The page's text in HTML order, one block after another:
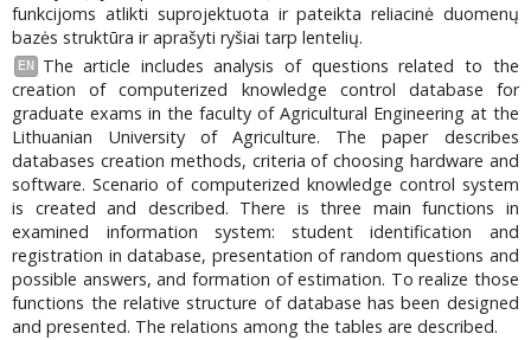
funkcijoms atlikti suprojektuota ir pateikta reliacinė duomenų
bazės struktūra ir aprašyti ryšiai tarp lentelių.
EN
The article includes analysis of questions related to the
creation of computerized knowledge control database for
graduate exams in the faculty of Agricultural Engineering at the
Lithuanian University of Agriculture. The paper describes
databases creation methods, criteria of choosing hardware and
software. Scenario of computerized knowledge control system
is created and described. There is three main functions in
examined information system: student identification and
registration in database, presentation of random questions and
possible answers, and formation of estimation. To realize those
functions the relative structure of database has been designed
and presented. The relations among the tables are described.